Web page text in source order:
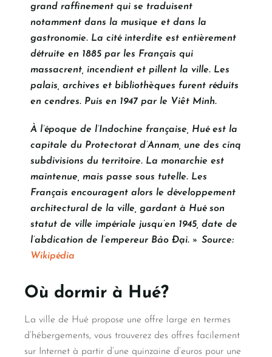
grand raffinement qui se traduisent
notamment dans la musique et dans la
gastronomie. La cité interdite est entièrement
détruite en 1885 par les Français qui
massacrent, incendient et pillent la ville. Les
palais, archives et bibliothèques furent réduits
en cendres. Puis en 1947 par le Viêt Minh.
À l’époque de l’Indochine française, Hué est la
capitale du Protectorat d’Annam, une des cinq
subdivisions du territoire. La monarchie est
maintenue, mais passe sous tutelle. Les
Français encouragent alors le développement
architectural de la ville, gardant à Hué son
statut de ville impériale jusqu’en 1945, date de
l’abdication de l’empereur Bảo Đại. » Source:
Wikipédia
Où dormir à Hué?
La ville de Hué propose une offre large en termes
d’hébergements, vous trouverez des offres facilement
sur Internet à partir d’une quinzaine d’euros pour une